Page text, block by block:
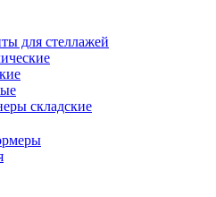
для стеллажей
складские